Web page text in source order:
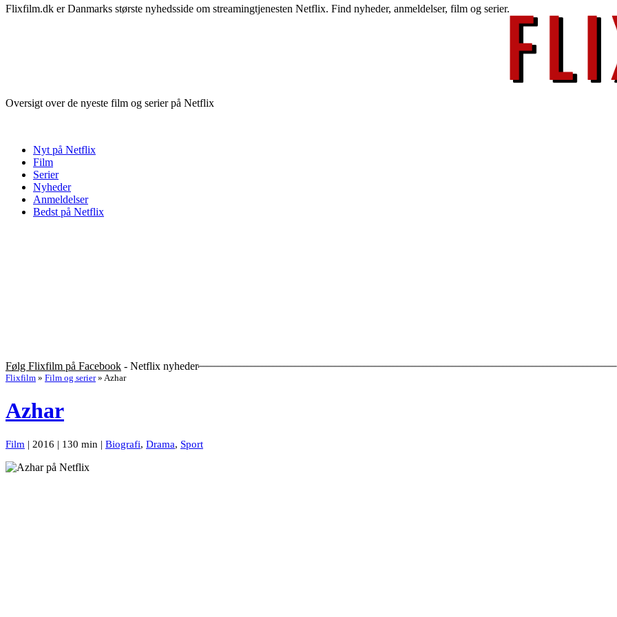
Flixfilm.dk er Danmarks største nyhedsside om streamingtjenesten Netflix. Find nyheder, anmeldelser, film og serier.
Oversigt over de nyeste film og serier på Netflix
Nyt på Netflix
Film
Serier
Nyheder
Anmeldelser
Bedst på Netflix
Følg Flixfilm på Facebook - Netflix nyheder
Flixfilm » Film og serier » Azhar
Azhar
Film | 2016 | 130 min | Biografi, Drama, Sport